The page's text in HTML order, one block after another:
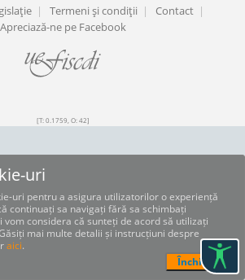
| Termeni şi condiţii | Contact |
Apreciază-ne pe Facebook
[T: 0.1759, O: 42]
uri
uri pentru a asigura utilizatorilor o experiență
continuați sa navigați fără sa schimbați
considera că sunteți de acord să utilizați
mai multe detalii și instrucțiuni despre
aici.